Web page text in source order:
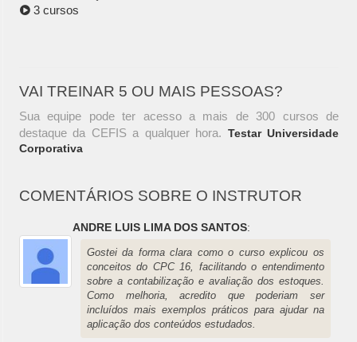
3 cursos
VAI TREINAR 5 OU MAIS PESSOAS?
Sua equipe pode ter acesso a mais de 300 cursos de
destaque da CEFIS a qualquer hora. Testar Universidade
Corporativa
COMENTÁRIOS SOBRE O INSTRUTOR
ANDRE LUIS LIMA DOS SANTOS:
Gostei da forma clara como o curso explicou os
conceitos do CPC 16, facilitando o entendimento
sobre a contabilização e avaliação dos estoques.
Como melhoria, acredito que poderiam ser
incluídos mais exemplos práticos para ajudar na
aplicação dos conteúdos estudados.